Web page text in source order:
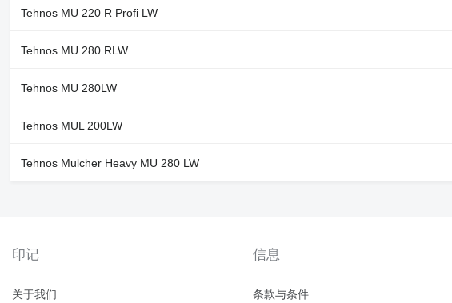
Tehnos MU 220 R Profi LW
Tehnos MU 280 RLW
Tehnos MU 280LW
Tehnos MUL 200LW
Tehnos Mulcher Heavy MU 280 LW
印记
关于我们
信息
条款与条件